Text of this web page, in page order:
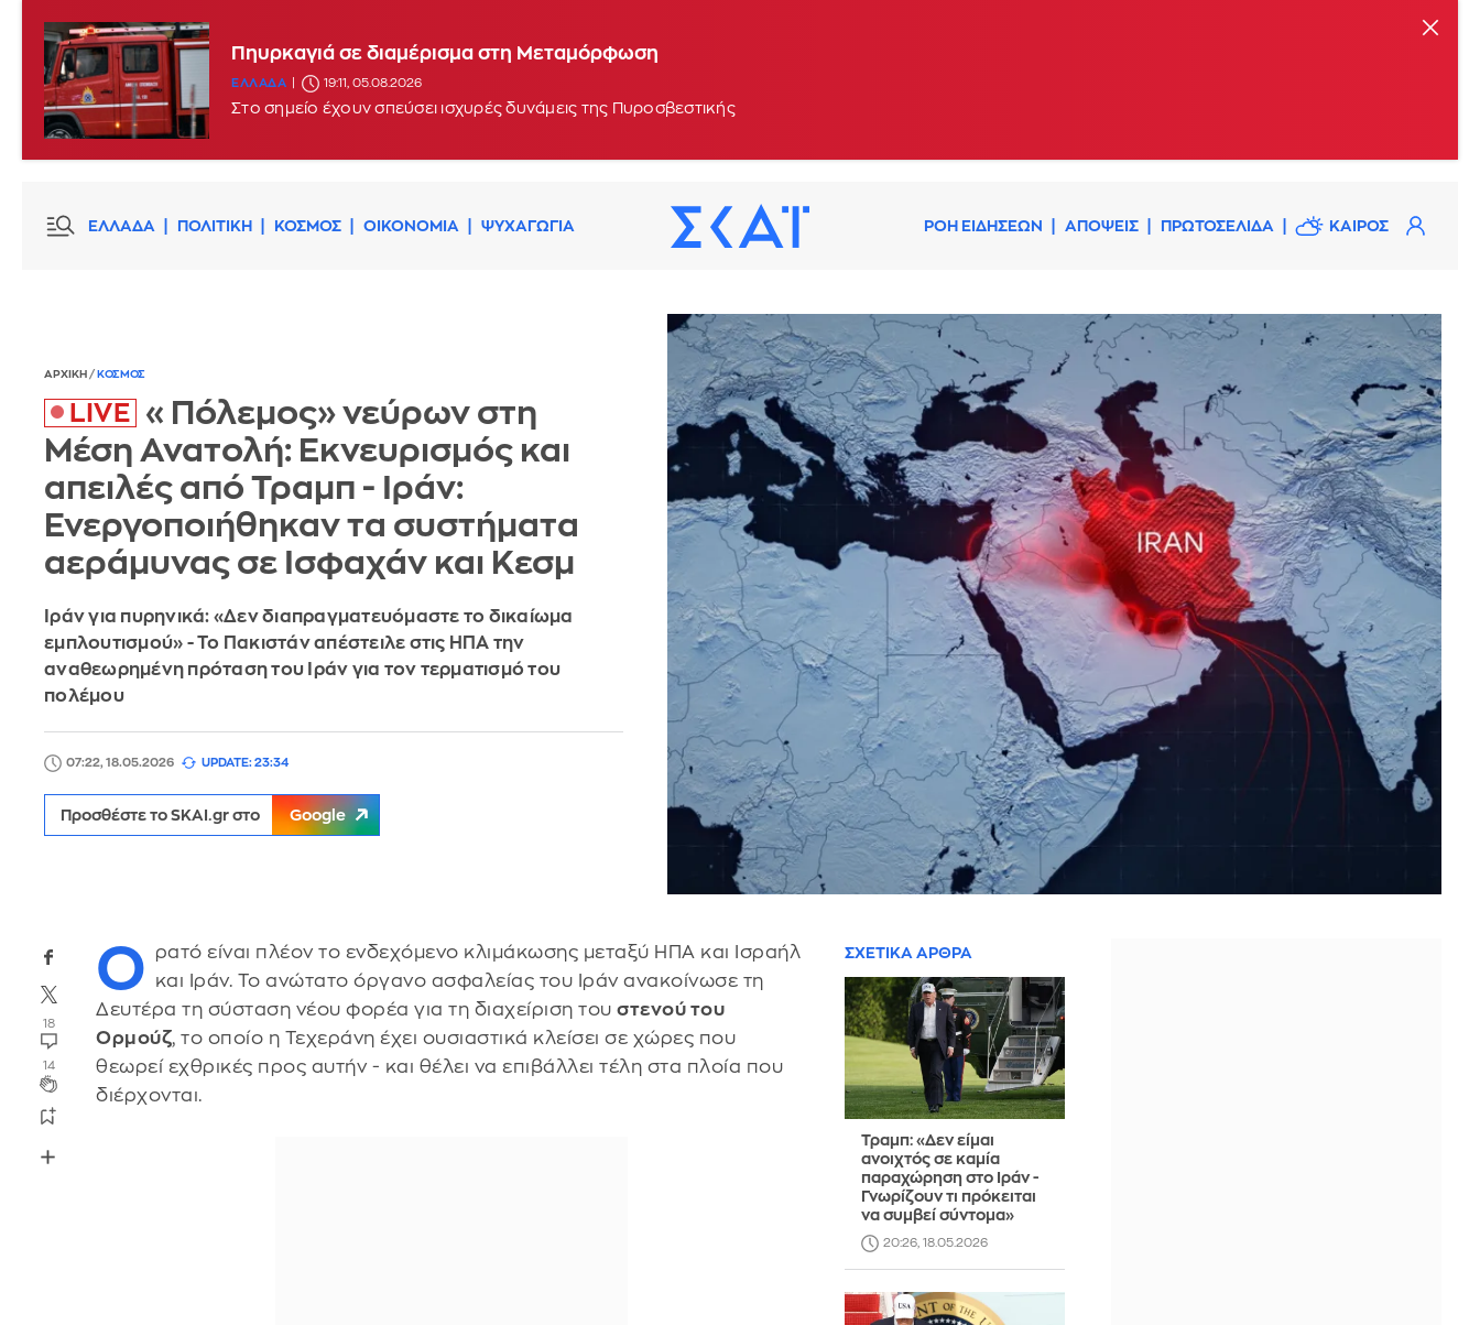
Πηυρκαγιά σε διαμέρισμα στη Μεταμόρφωση
ΕΛΛΑΔΑ 19:11, 05.08.2026
Στο σημείο έχουν σπεύσει ισχυρές δυνάμεις της Πυροσβεστικής
ΕΛΛΑΔΑ ΠΟΛΙΤΙΚΗ ΚΟΣΜΟΣ ΟΙΚΟΝΟΜΙΑ ΨΥΧΑΓΩΓΙΑ ΡΟΗ ΕΙΔΗΣΕΩΝ ΑΠΟΨΕΙΣ ΠΡΩΤΟΣΕΛΙΔΑ ΚΑΙΡΟΣ
ΑΡΧΙΚΗ / ΚΟΣΜΟΣ
«Πόλεμος» νεύρων στη
Μέση Ανατολή: Εκνευρισμός και
απειλές από Τραμπ - Ιράν:
Ενεργοποιήθηκαν τα συστήματα
αεράμυνας σε Ισφαχάν και Κεσμ
Ιράν για πυρηνικά: «Δεν διαπραγματευόμαστε το δικαίωμα
εμπλουτισμού» - Το Πακιστάν απέστειλε στις ΗΠΑ την
αναθεωρημένη πρόταση του Ιράν για τον τερματισμό του
πολέμου
07:22, 18.05.2026 UPDATE: 23:34
Προσθέστε το SKAI.gr στο Google
18
14
Ο
ρατό είναι πλέον το ενδεχόμενο κλιμάκωσης μεταξύ ΗΠΑ και Ισραήλ
και Ιράν. Το ανώτατο όργανο ασφαλείας του Ιράν ανακοίνωσε τη
Δευτέρα τη σύσταση νέου φορέα για τη διαχείριση τουστενού του
Ορμούζ, το οποίο η Τεχεράνη έχει ουσιαστικά κλείσει σε χώρες που
θεωρεί εχθρικές προς αυτήν - και θέλει να επιβάλλει τέλη στα πλοία που
διέρχονται.
ΣΧΕΤΙΚΑ ΑΡΘΡΑ
Τραμπ: «Δεν είμαι
ανοιχτός σε καμία
παραχώρηση στο Ιράν -
Γνωρίζουν τι πρόκειται
να συμβεί σύντομα»
20:26, 18.05.2026